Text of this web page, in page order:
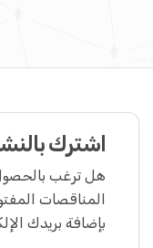
اشترك
هل ترغب
المناقصات
بإضافة بريدك